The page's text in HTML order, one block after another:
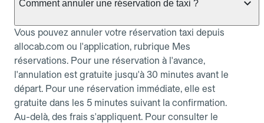
Comment annuler une réservation de taxi ?
Vous pouvez annuler votre réservation taxi depuis
allocab.com ou l'application, rubrique Mes
réservations. Pour une réservation à l'avance,
l'annulation est gratuite jusqu'à 30 minutes avant le
départ. Pour une réservation immédiate, elle est
gratuite dans les 5 minutes suivant la confirmation.
Au-delà, des frais s'appliquent. Pour consulter le